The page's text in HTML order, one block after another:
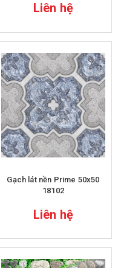
Liên hệ
Gạch lát nền Prime 50x50
18102
Liên hệ